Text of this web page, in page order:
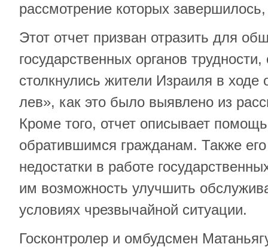
рассмотрение которых
Этот отчет призван отразить для
государственных органов
столкнулись жители Израиля в ходе
лев», как это было выявлено из
Кроме того, отчет описывает
обратившимся гражданам. Также
недостатки в работе
им возможность улучшить
условиях чрезвычайной ситуации.
Госконтролер и омбудсмен